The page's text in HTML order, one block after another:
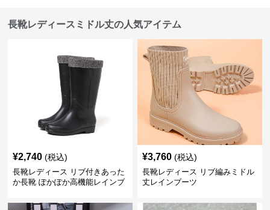
長靴レディースミドル丈の人気アイテム
¥2,740 (税込)
長靴レディース リブ付きあった
か長靴 ぽかぽか高機能レインブ
¥3,760 (税込)
長靴レディース リブ編みミドル
丈レインブーツ